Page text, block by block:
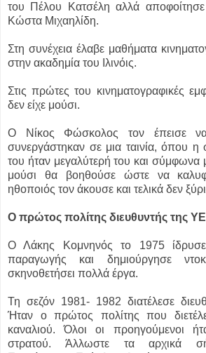
του Πέλου Κατσέλη αλλά
Κώστα Μιχαηλίδη.
Στη συνέχεια έλαβε μαθήματα
στην ακαδημία του Ιλινόις.
Στις πρώτες του κινηματογραφικές
δεν είχε μούσι.
Ο Νίκος Φώσκολος τον έπεισε
συνεργάστηκαν σε μια ταινία, όπου η
του ήταν μεγαλύτερή του και σύμφωνα
μούσι θα βοηθούσε ώστε να
ηθοποιός τον άκουσε και τελικά δεν
Ο πρώτος πολίτης διευθυντής της
Ο Λάκης Κομνηνός το 1975 ίδρυσε
παραγωγής και δημιούργησε
σκηνοθετήσει πολλά έργα.
Τη σεζόν 1981- 1982 διατέλεσε
Ήταν ο πρώτος πολίτης που
καναλιού. Όλοι οι προηγούμενοι
στρατού. Άλλωστε τα αρχικά